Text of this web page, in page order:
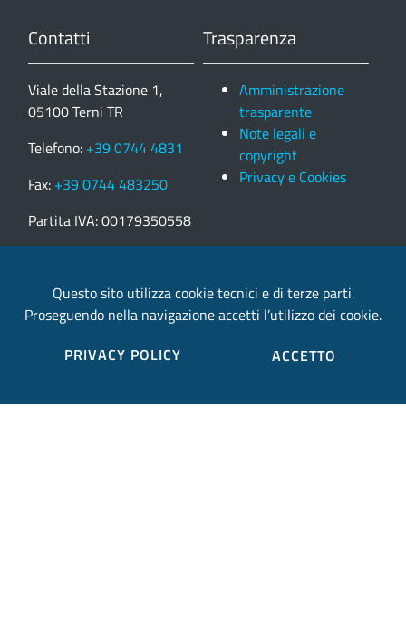
Contatti
Viale della Stazione 1,
05100 Terni TR
Telefono: +39 0744 4831
Fax: +39 0744 483250
Partita IVA: 00179350558
provincia.terni@postacert.umbria.it
Trasparenza
Amministrazione
trasparente
Note legali e
copyright
Privacy e Cookies
Credits
Sito web realizzato in collaborazione conGruppo
Questo sito utilizza cookie tecnici e di terze parti.
Proseguendo nella navigazione accetti l’utilizzo dei cookie.
PRIVACY POLICY
ACCETTO